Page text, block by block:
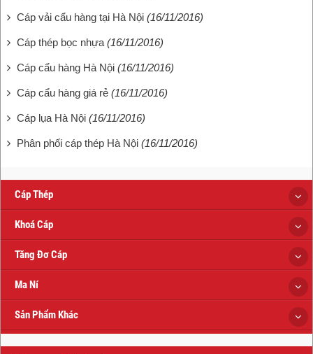
Cáp vải cẩu hàng tại Hà Nội (16/11/2016)
Cáp thép bọc nhựa (16/11/2016)
Cáp cẩu hàng Hà Nội (16/11/2016)
Cáp cẩu hàng giá rẻ (16/11/2016)
Cáp lụa Hà Nội (16/11/2016)
Phân phối cáp thép Hà Nội (16/11/2016)
Cáp Thép
Khoá Cáp
Tăng Đơ Cáp
Ma Ní
Sản Phẩm Khác